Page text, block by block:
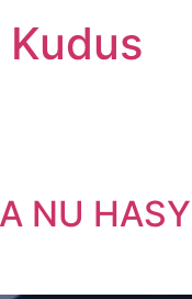
NU